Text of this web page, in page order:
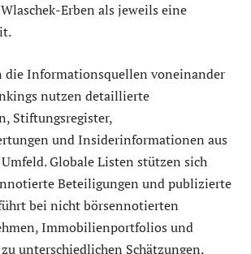
Erben als jeweils eine
die Informationsquellen voneinander
nutzen detaillierte
Stiftungsregister,
und Insiderinformationen aus
Globale Listen stützen sich
Beteiligungen und publizierte
bei nicht börsennotierten
Immobilienportfolios und
unterschiedlichen Schätzungen.